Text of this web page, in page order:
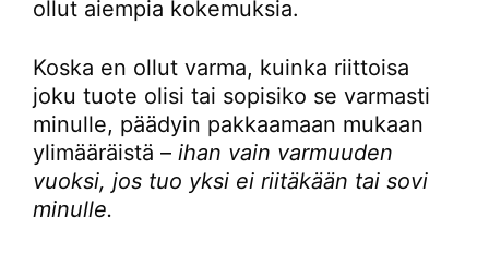
ollut aiempia kokemuksia.
Koska en ollut varma, kuinka riittoisa
joku tuote olisi tai sopisiko se varmasti
minulle, päädyin pakkaamaan mukaan
ylimääräistä – ihan vain varmuuden
vuoksi, jos tuo yksi ei riitäkään tai sovi
minulle.